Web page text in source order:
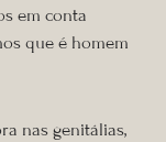
em conta
que é homem
nas genitálias,